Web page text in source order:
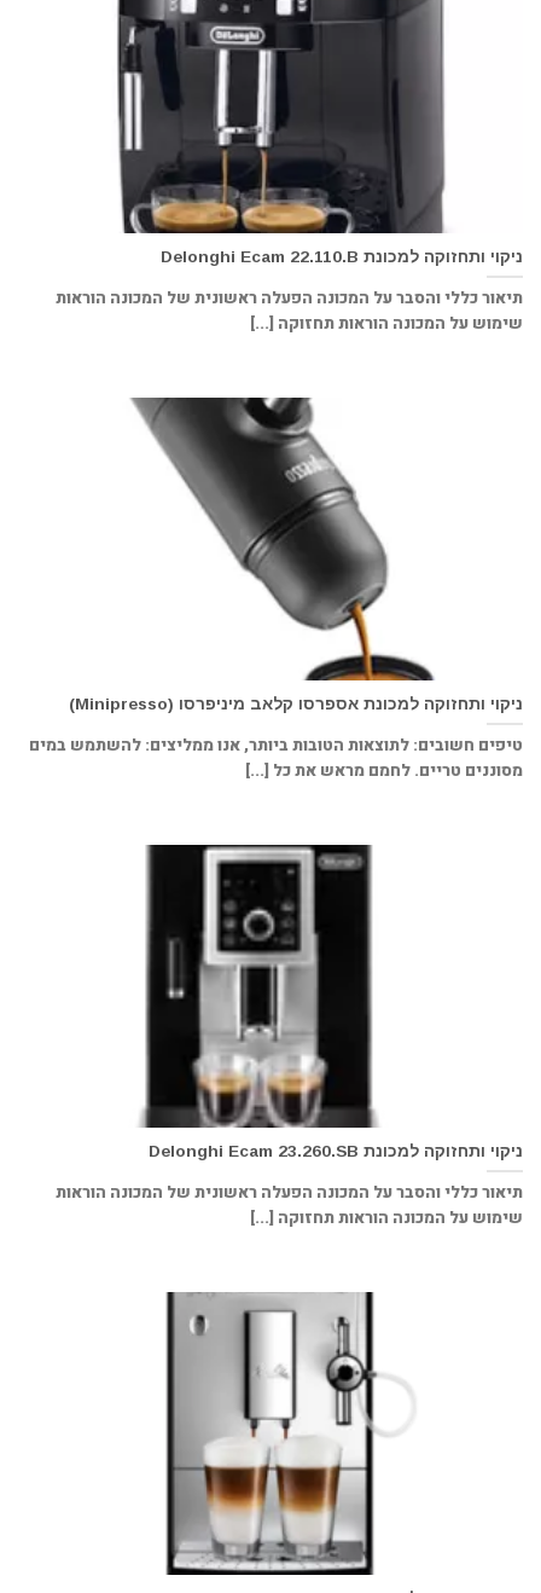
ניקוי ותחזוקה למכונת Delonghi Ecam 22.110.B
תיאור כללי והסבר על המכונה הפעלה ראשונית של המכונה הוראות
שימוש על המכונה הוראות תחזוקה [...]
ניקוי ותחזוקה למכונת אספרסו קלאב מיניפרסו (Minipresso)
טיפים חשובים: לתוצאות הטובות ביותר, אנו ממליצים: להשתמש במים
מסוננים טריים. לחמם מראש את כל [...]
ניקוי ותחזוקה למכונת Delonghi Ecam 23.260.SB
תיאור כללי והסבר על המכונה הפעלה ראשונית של המכונה הוראות
שימוש על המכונה הוראות תחזוקה [...]